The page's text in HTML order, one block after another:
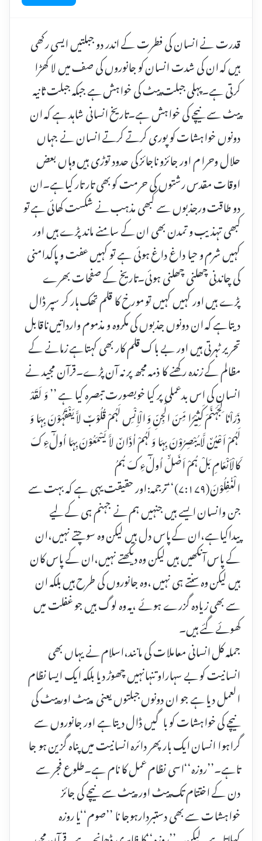
قدرت نے انسان کی فطرت کے اندر دو جبلتیں ایسی رکھی
ہیں کہ ان کی شدت انسان کو جانوروں کی صف میں لا کھڑا
کرتی ہے۔پہلی جبلت پیٹ کی خواہش ہے جبکہ جبلت ثانیہ
پیٹ سے نیچے کی خواہش ہے۔تاریخ انسانی شاہد ہے کہ ان
دونوں خواہشات کو پوری کرتے کرتے انسان نے جہاں
حلال وحرا م اور جائزو ناجائز کی حدود توڑی ہیں وہاں بعض
اوقات مقدس رشتوں کی حرمت کو بھی تار تار کیاہے۔ان
دو طاقت ورجذبوں سے کبھی مذہب نے شکست کھائی ہے تو
کبھی تہذیب و تمدن بھی ان کے سامنے ماند پڑے ہیں اور
کہیں شرم و حیا داغ داغ ہوئی ہے تو کہیں عفت و پاکدامنی
کی چاندنی چھلنی چھلنی ہوئی۔تاریخ کے صفحات بھرے
پڑے ہیں اور کہیں کہیں تو مورخ کا قلم تھک ہار کر سپر ڈال
دیتاہے کہ ان دونوں جذبوں کی مکروہ و مذموم وارداتیں ناقابل
تحریر ٹہرتی ہیں اور بے باک قلم کار بھی کہتاہے زمانے کے
مظالم کے زندہ رکھنے کا ذمہ مجھ پر نہ آن پڑے۔قرآن مجید نے
انسان کی اس بدعملی پر کیا خوبصورت تبصرہ کیا ہے ’’ وَ لَقَدْ
ذَرَاْنَا لِجَہَنَّمَ کَثِیْرًا مِّنَ الْجِنِّ وَ الْاِنْسِ لَہُمْ قُلُوْبٌ لاَّ یَفْقَہُوْنَ بِہَا وَ
لَہُمْ اَعْیُنٌ لَّا یُبْصِرُوْنَ بِہَا وَ لَہُمْ اٰذَانٌ لاَّ یَسْمَعُوْنَ بِہَا اُولٰٓءِکَ
کَالْاَنْعَامِ بَلْ ہُمْ اَضَلٌّ اُولٰٓءِکَ ہُمُ
الْغٰفِلُوْنَ(۷:۱۷۹)‘‘ترجمہ:اور حقیقت یہی ہے کہ بہت سے
جن وانسان ایسے ہیں جنہیں ہم نے جہنم ہی کے لیے
پیداکیاہے،ان کے پاس دل ہیں لیکن وہ سوچتے نہیں،ان
کے پاس آنکھیں ہیں لیکن وہ دیکھتے نہیں،ان کے پاس کان
ہیں لیکن وہ سنتے ہی نہیں ،وہ جانوروں کی طرح ہیں بلکہ ان
سے بھی زیادہ گزرے ہوئے ،یہ وہ لوگ ہیں جو غفلت میں
کھوئے گئے ہیں۔
جملہ کل انسانی معاملات کی مانند،اسلام نے یہاں بھی
انسانیت کو بے سہاراو تنہانہیں چھوڑ دیا بلکہ ایک ایسا نظام
العمل دیا ہے جو ان دونوں جبلتوں یعنی ،پیٹ اور پیٹ کی
نیچے کی خواہشات کو باگیں ڈال دیتاہے اور جانوروں سے
گراہوا انسان ایک بار پھر دائرہ انسانیت میں پناہ گزین ہو جا
تاہے۔’’روزہ‘‘اسی نظام عمل کا نام ہے۔طلوع فجر سے
دن کے اختتام تک پیٹ اورپیٹ سے نیچے کی جائز
خواہشات سے بھی دستبردارہوجا نا ’’صوم‘‘یا روزہ